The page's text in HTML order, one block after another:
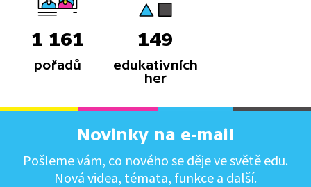
1 161
pořadů
149
edukativních
her
Novinky na e-mail
Pošleme vám, co nového se děje ve světě edu.
Nová videa, témata, funkce a další.